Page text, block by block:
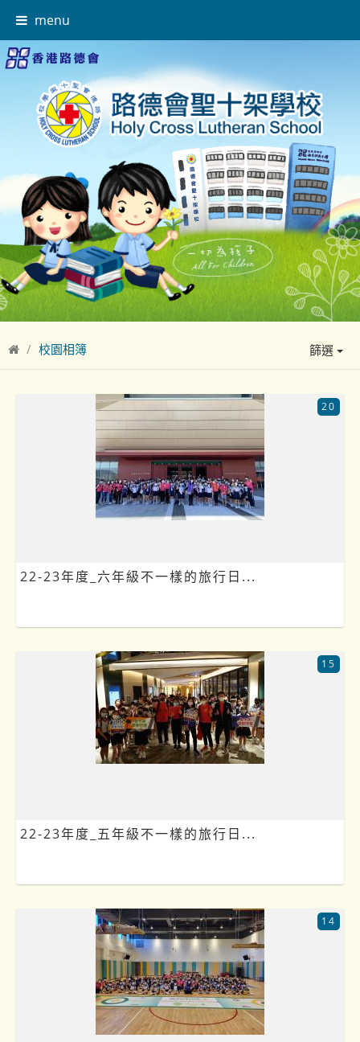
menu
校園相簿 篩選
22-23年度_六年級不一樣的旅行日...
20
22-23年度_五年級不一樣的旅行日...
15
14